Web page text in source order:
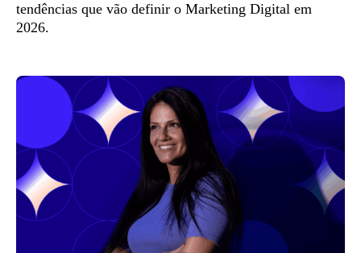
tendências que vão definir o Marketing Digital em
2026.